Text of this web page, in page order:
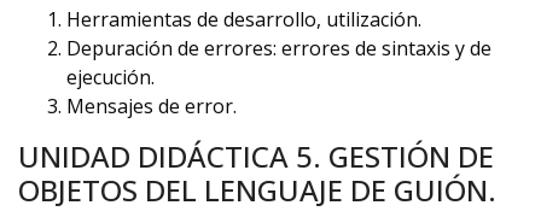
Herramientas de desarrollo, utilización.
Depuración de errores: errores de sintaxis y de
ejecución.
Mensajes de error.
UNIDAD DIDÁCTICA 5. GESTIÓN DE
OBJETOS DEL LENGUAJE DE GUIÓN.